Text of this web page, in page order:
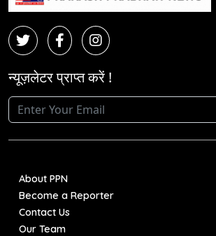
न्यूज़लेटर प्राप्त करें !
About PPN
Become a Reporter
Contact Us
Our Team